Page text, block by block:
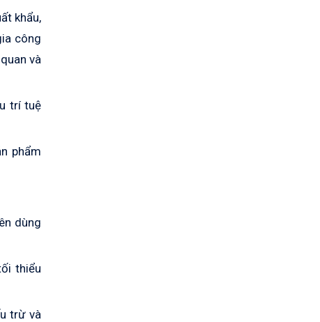
khẩu,
công
và
trí tuệ
phẩm
dùng
thiểu
trừ và